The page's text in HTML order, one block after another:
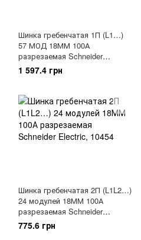
Шинка гребенчатая 1П (L1…)
57 МОД 18ММ 100А
разрезаемая Schneider
Electric, 10452
1 597.4 грн
Шинка гребенчатая 2П (L1L2…)
24 модулей 18ММ 100А
разрезаемая Schneider
Electric, 10454
775.6 грн